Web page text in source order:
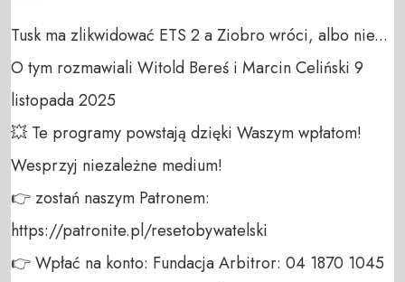
Tusk ma zlikwidować ETS 2 a Ziobro wróci, albo nie...
O tym rozmawiali Witold Bereś i Marcin Celiński 9
listopada 2025
💥 Te programy powstają dzięki Waszym wpłatom!
Wesprzyj niezależne medium!
👉 zostań naszym Patronem:
https://patronite.pl/resetobywatelski
👉 Wpłać na konto: Fundacja Arbitror: 04 1870 1045